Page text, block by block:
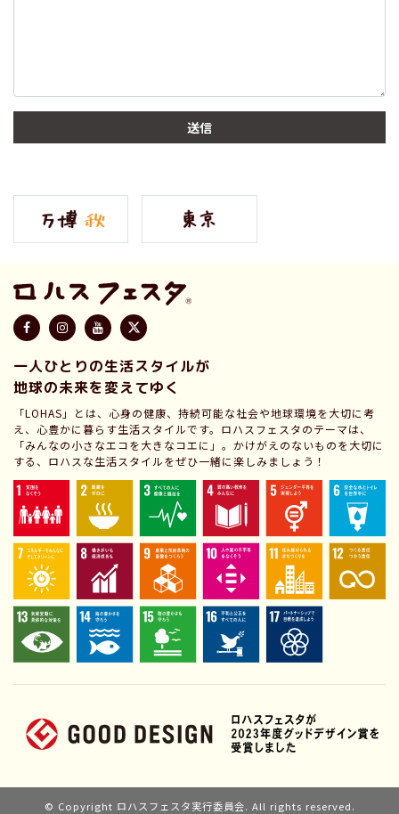
一人ひとりの生活スタイルが
地球の未来を変えてゆく
「LOHAS」とは、心身の健康、持続可能な社会や地球環境を大切に考
え、心豊かに暮らす生活スタイルです。ロハスフェスタのテーマは、
「みんなの小さなエコを大きなコエに」。かけがえのないものを大切に
する、ロハスな生活スタイルをぜひ一緒に楽しみましょう！
© Copyright ロハスフェスタ実行委員会. All rights reserved.